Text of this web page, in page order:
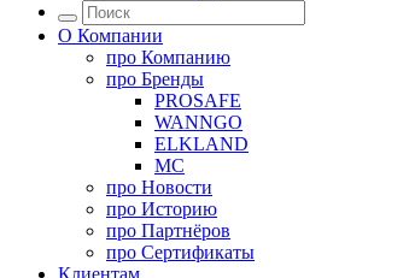
О Компании
про Компанию
про Бренды
PROSAFE
WANNGO
ELKLAND
MC
про Новости
про Историю
про Партнёров
про Сертификаты
Клиентам